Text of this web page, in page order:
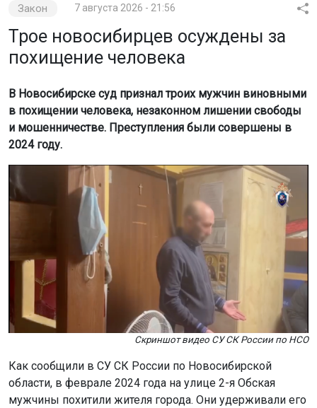
Закон 7 августа 2026 - 21:56
Трое новосибирцев осуждены за
похищение человека
В Новосибирске суд признал троих мужчин виновными
в похищении человека, незаконном лишении свободы
и мошенничестве. Преступления были совершены в
2024 году.
Скриншот видео СУ СК России по НСО
Как сообщили в СУ СК России по Новосибирской
области, в феврале 2024 года на улице 2-я Обская
мужчины похитили жителя города. Они удерживали его